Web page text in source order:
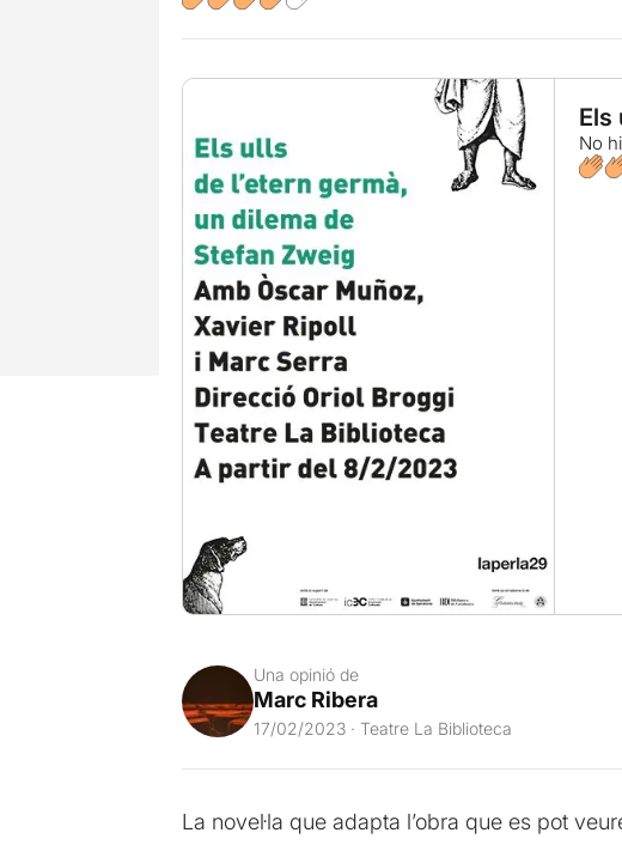
Els
No
Una opinió de
Marc Ribera
17/02/2023 · Teatre La Biblioteca
La novel·la que adapta l’obra que es pot